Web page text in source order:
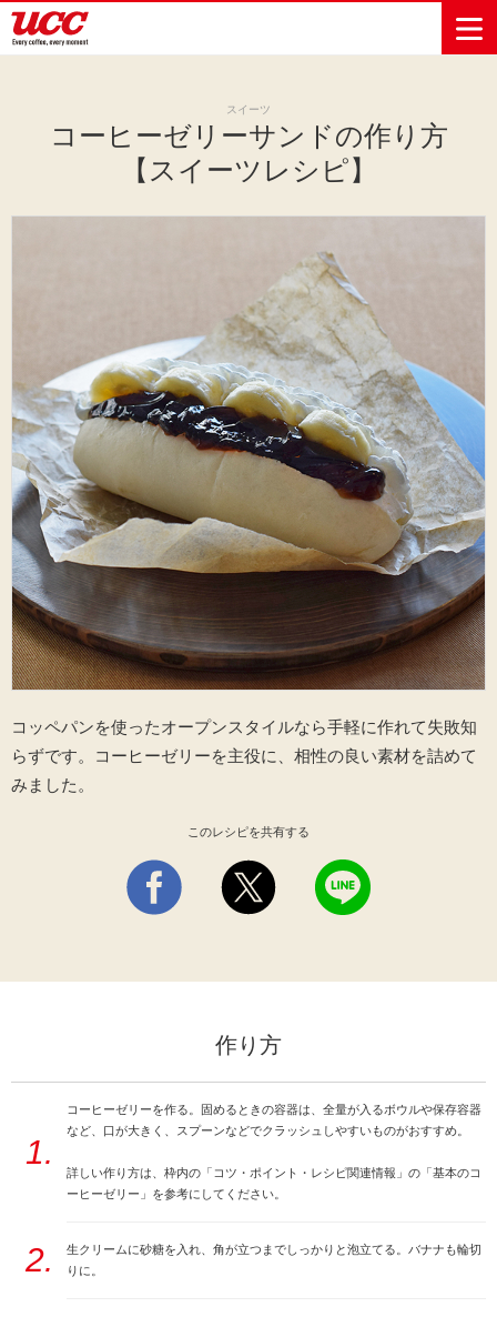
商品情報一覧
ドリップポッ
ド
コーヒーギフ
知る・楽しむ一覧
UCCラボ
おでかけ・イベント情報一覧
東京ディズニ
ーリゾート®︎
サステナビリティ
サステナビ
リティビジ
ョン
人々を豊かに
する手助けを
サステナブ
ルなコーヒ
ー調達
サステナビ
リティ教育
コーヒー×
健康
カーボンニ
ュートラル
ネイチャー
ポジティブ
環境と社会
人権の尊重
サーキュラ
ーエコノミ
Sustainability
Challenge
サステナビ
リティチャ
レンジ
Sustainability
Report
サステナビ
リティレポ
ート
企業情報
パーパス
＆ バリュ
ー
コーポレー
トメッセー
ジ
企業概要
ニュースリ
リース
コーヒー関
連事業
業務用サー
ビス事業
外食事業
コーヒーマ
シン事業
地域・戦略
事業
海外事業
グループサ
ポート
研究活動
UCC神戸コ
ーヒービレ
ッジ
ウェブマガ
ジン
スイーツ
コーヒーゼリーサンドの作り方
【スイーツレシピ】
コッペパンを使ったオープンスタイルなら手軽に作れて失敗知
らずです。コーヒーゼリーを主役に、相性の良い素材を詰めて
みました。
このレシピを共有する
作り方
1.
コーヒーゼリーを作る。固めるときの容器は、全量が入るボウルや保存容器
など、口が大きく、スプーンなどでクラッシュしやすいものがおすすめ。
詳しい作り方は、枠内の「コツ・ポイント・レシピ関連情報」の「基本のコ
ーヒーゼリー」を参考にしてください。
2.
生クリームに砂糖を入れ、角が立つまでしっかりと泡立てる。バナナも輪切
りに。